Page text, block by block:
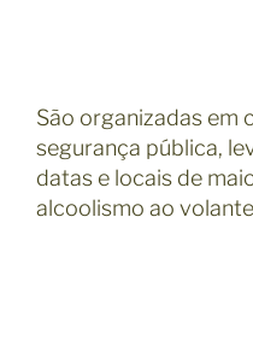
São organizadas em
segurança pública,
datas e locais de
alcoolismo ao